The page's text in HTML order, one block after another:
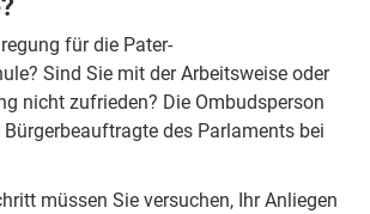
für die Pater-
Sind Sie mit der Arbeitsweise oder
nicht zufrieden? Die Ombudsperson
des Parlaments bei
müssen Sie versuchen, Ihr Anliegen